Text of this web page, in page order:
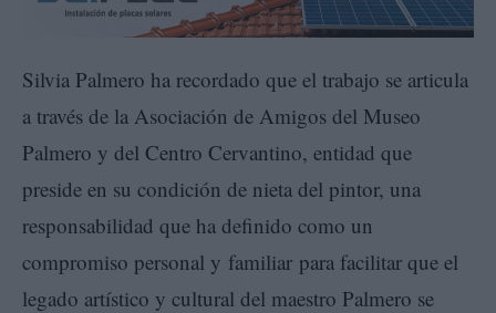
Silvia Palmero ha recordado que el trabajo se articula
a través de la Asociación de Amigos del Museo
Palmero y del Centro Cervantino, entidad que
preside en su condición de nieta del pintor, una
responsabilidad que ha definido como un
compromiso personal y familiar para facilitar que el
legado artístico y cultural del maestro Palmero se